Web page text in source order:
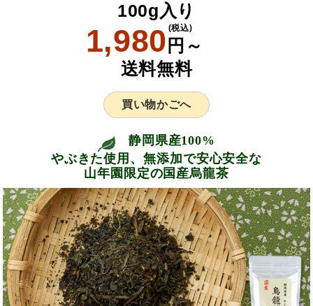
100g入り
1,980 円～
(税込)
送料無料
買い物かごへ
静岡県産100%
やぶきた使用、無添加で安心安全な
山年園限定の国産烏龍茶